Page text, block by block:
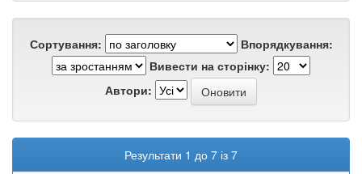
Сортування:
Впорядкування:
Вивести на сторінку:
Автори:
Результати 1 до 7 із 7